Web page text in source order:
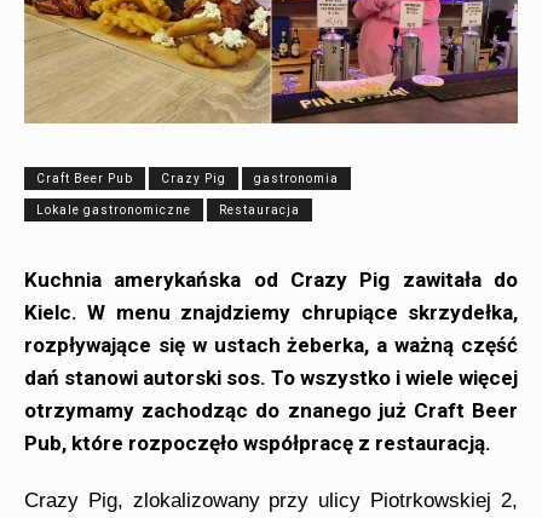
Craft Beer Pub Crazy Pig gastronomia
Lokale gastronomiczne Restauracja
Kuchnia amerykańska od Crazy Pig zawitała do
Kielc. W menu znajdziemy chrupiące skrzydełka,
rozpływające się w ustach żeberka, a ważną część
dań stanowi autorski sos. To wszystko i wiele więcej
otrzymamy zachodząc do znanego już Craft Beer
Pub, które rozpoczęło współpracę z restauracją.
Crazy Pig, zlokalizowany przy ulicy Piotrkowskiej 2,